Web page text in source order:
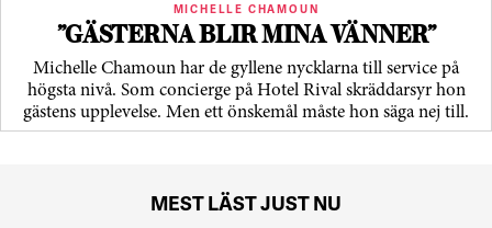
MICHELLE CHAMOUN
”GÄSTERNA BLIR MINA VÄNNER”
Michelle Chamoun har de gyllene nycklarna till service på
högsta nivå. Som concierge på Hotel Rival skräddarsyr hon
gästens upp­levelse. Men ett önskemål måste hon säga nej till.
MEST LÄST JUST NU